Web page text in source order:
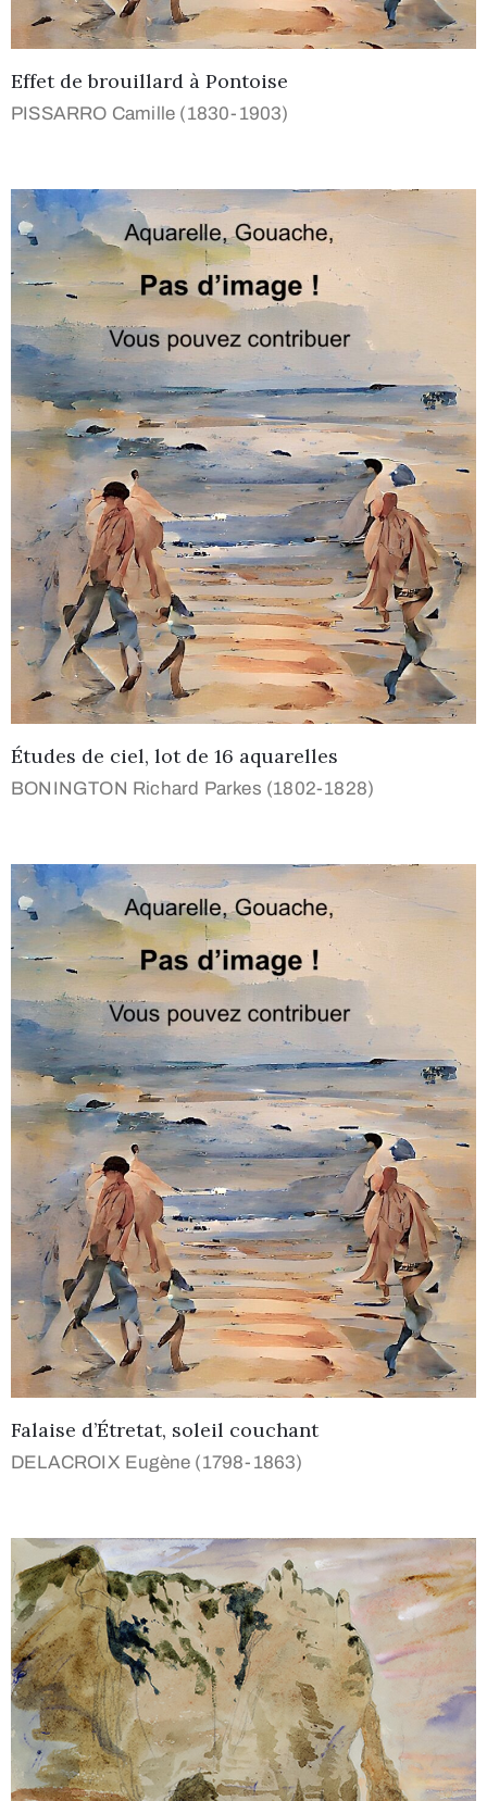
Effet de brouillard à Pontoise
PISSARRO Camille (1830-1903)
Études de ciel, lot de 16 aquarelles
BONINGTON Richard Parkes (1802-1828)
Falaise d’Étretat, soleil couchant
DELACROIX Eugène (1798-1863)